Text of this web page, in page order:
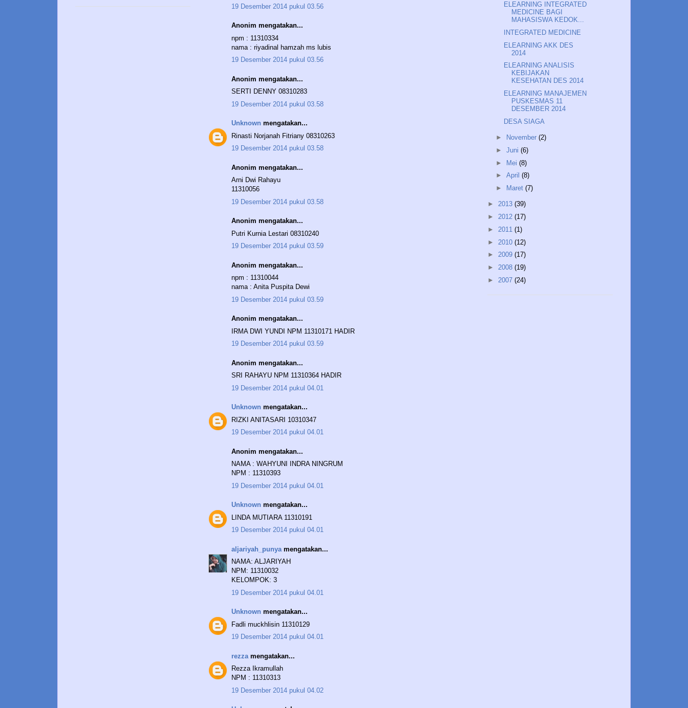
19 Desember 2014 pukul 03.56
Anonim mengatakan...
npm : 11310334
nama : riyadinal hamzah ms lubis
19 Desember 2014 pukul 03.56
Anonim mengatakan...
SERTI DENNY 08310283
19 Desember 2014 pukul 03.58
Unknown mengatakan...
Rinasti Norjanah Fitriany 08310263
19 Desember 2014 pukul 03.58
Anonim mengatakan...
Arni Dwi Rahayu
11310056
19 Desember 2014 pukul 03.58
Anonim mengatakan...
Putri Kurnia Lestari 08310240
19 Desember 2014 pukul 03.59
Anonim mengatakan...
npm : 11310044
nama : Anita Puspita Dewi
19 Desember 2014 pukul 03.59
Anonim mengatakan...
IRMA DWI YUNDI NPM 11310171 HADIR
19 Desember 2014 pukul 03.59
Anonim mengatakan...
SRI RAHAYU NPM 11310364 HADIR
19 Desember 2014 pukul 04.01
Unknown mengatakan...
RIZKI ANITASARI 10310347
19 Desember 2014 pukul 04.01
Anonim mengatakan...
NAMA : WAHYUNI INDRA NINGRUM
NPM : 11310393
19 Desember 2014 pukul 04.01
Unknown mengatakan...
LINDA MUTIARA 11310191
19 Desember 2014 pukul 04.01
aljariyah_punya mengatakan...
NAMA: ALJARIYAH
NPM: 11310032
KELOMPOK: 3
19 Desember 2014 pukul 04.01
Unknown mengatakan...
Fadli muckhlisin 11310129
19 Desember 2014 pukul 04.01
rezza mengatakan...
Rezza Ikramullah
NPM : 11310313
19 Desember 2014 pukul 04.02
ELEARNING INTEGRATED
MEDICINE BAGI
MAHASISWA KEDOK...
INTEGRATED MEDICINE
ELEARNING AKK DES
2014
ELEARNING ANALISIS
KEBIJAKAN
KESEHATAN DES 2014
ELEARNING MANAJEMEN
PUSKESMAS 11
DESEMBER 2014
DESA SIAGA
► November (2)
► Juni (6)
► Mei (8)
► April (8)
►
Maret (7)
► 2013 (39)
► 2012 (17)
► 2011 (1)
► 2010 (12)
► 2009 (17)
► 2008 (19)
► 2007 (24)